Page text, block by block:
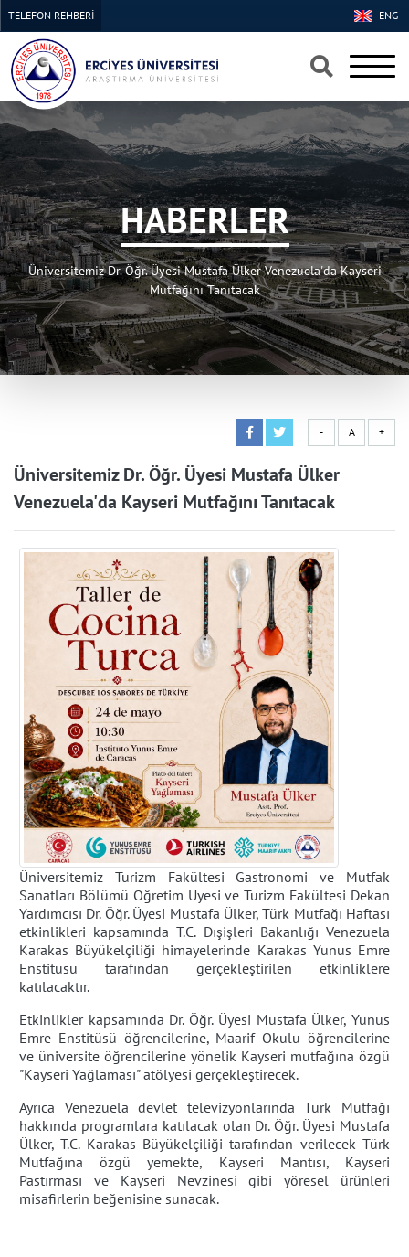
×
×
ENG
TELEFON REHBERİ
HABERLER
Üniversitemiz Dr. Öğr. Üyesi Mustafa Ülker Venezuela'da Kayseri
Mutfağını Tanıtacak
- A +
Üniversitemiz Dr. Öğr. Üyesi Mustafa Ülker
Venezuela'da Kayseri Mutfağını Tanıtacak
Üniversitemiz Turizm Fakültesi Gastronomi ve Mutfak
Sanatları Bölümü Öğretim Üyesi ve Turizm Fakültesi Dekan
Yardımcısı Dr. Öğr. Üyesi Mustafa Ülker, Türk Mutfağı Haftası
etkinlikleri kapsamında T.C. Dışişleri Bakanlığı Venezuela
Karakas Büyükelçiliği himayelerinde Karakas Yunus Emre
Enstitüsü tarafından gerçekleştirilen etkinliklere
katılacaktır.
Etkinlikler kapsamında Dr. Öğr. Üyesi Mustafa Ülker, Yunus
Emre Enstitüsü öğrencilerine, Maarif Okulu öğrencilerine
ve üniversite öğrencilerine yönelik Kayseri mutfağına özgü
"Kayseri Yağlaması" atölyesi gerçekleştirecek.
Ayrıca Venezuela devlet televizyonlarında Türk Mutfağı
hakkında programlara katılacak olan Dr. Öğr. Üyesi Mustafa
Ülker, T.C. Karakas Büyükelçiliği tarafından verilecek Türk
Mutfağına özgü yemekte, Kayseri Mantısı, Kayseri
Pastırması ve Kayseri Nevzinesi gibi yöresel ürünleri
misafirlerin beğenisine sunacak.